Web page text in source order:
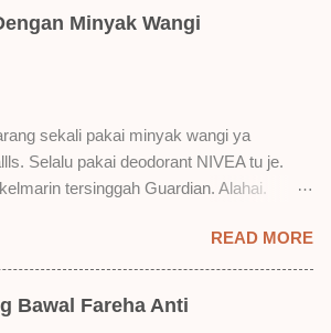
Cornflakes Madu, Strawberry Semprit &
Makmur Setelah dicuba dengan pelbagai
tu boleh adjust. Don't worry! Aku start
yang elok dulu lah ek! Pros 1) OMG!
gila tekstur dia bila dah kering. Serious!
plak jadinya bibir ni and smooth gitu. 3)
air, still nampak bekas lipstick kat
tapi tak obvious pun. Sikit sangat. Tapi tak
Minyak Wangi
sekali pakai minyak wangi ya
Selalu pakai deodorant NIVEA tu je.
tersinggah Guardian. Alahai.
Guardian, ternampaklah minyak wangi
ni. Kebetulan ada sale . RM18 je tau.
adal tak pasti plak. May be dalam RM20
tu. Dah lama tak pakai perfume , ambil
READ MORE
Bawal Fareha Anti